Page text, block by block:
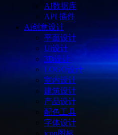
AI数据库
API 插件
Ai创意设计
平面设计
Ui设计
3D设计
LOGO设计
室内设计
建筑设计
产品设计
配色工具
字体设计
icon图标